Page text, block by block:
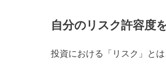
自分のリスク許容度
投資における「リスク」と